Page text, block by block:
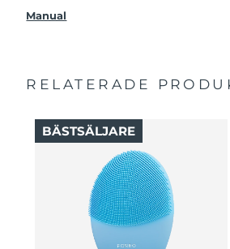
Manual
RELATERADE
BÄSTSÄLJARE